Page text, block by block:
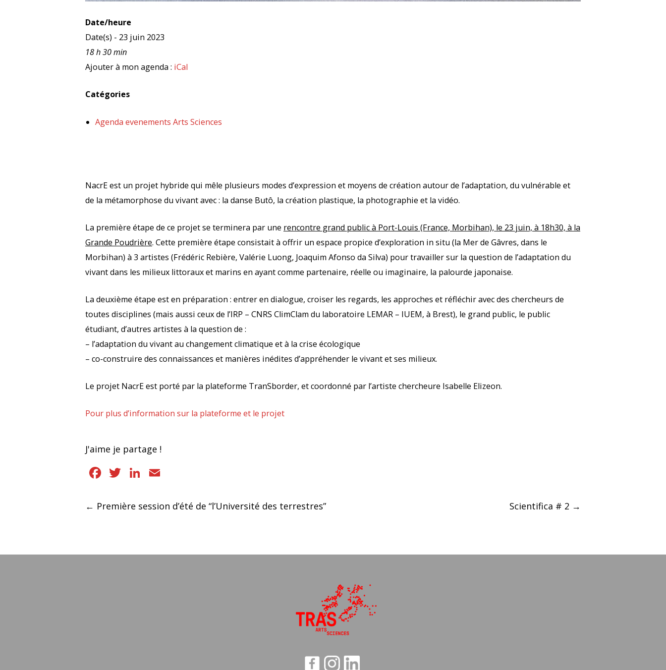
Date/heure
Date(s) - 23 juin 2023
18 h 30 min
Ajouter à mon agenda : iCal
Catégories
Agenda evenements Arts Sciences
NacrE est un projet hybride qui mêle plusieurs modes d’expression et moyens de création autour de l’adaptation, du vulnérable et
de la métamorphose du vivant avec : la danse Butô, la création plastique, la photographie et la vidéo.
La première étape de ce projet se terminera par une rencontre grand public à Port-Louis (France, Morbihan), le 23 juin, à 18h30, à la
Grande Poudrière. Cette première étape consistait à offrir un espace propice d’exploration in situ (la Mer de Gâvres, dans le
Morbihan) à 3 artistes (Frédéric Rebière, Valérie Luong, Joaquim Afonso da Silva) pour travailler sur la question de l’adaptation du
vivant dans les milieux littoraux et marins en ayant comme partenaire, réelle ou imaginaire, la palourde japonaise.
La deuxième étape est en préparation : entrer en dialogue, croiser les regards, les approches et réfléchir avec des chercheurs de
toutes disciplines (mais aussi ceux de l’IRP – CNRS ClimClam du laboratoire LEMAR – IUEM, à Brest), le grand public, le public
étudiant, d’autres artistes à la question de :
– l’adaptation du vivant au changement climatique et à la crise écologique
– co-construire des connaissances et manières inédites d’appréhender le vivant et ses milieux.
Le projet NacrE est porté par la plateforme TranSborder, et coordonné par l’artiste chercheure Isabelle Elizeon.
Pour plus d’information sur la plateforme et le projet
J'aime je partage !
Facebook
TwitterLinkedIn
Navigation
← Première session d’été de “l’Université des terrestres” Scientifica # 2 →